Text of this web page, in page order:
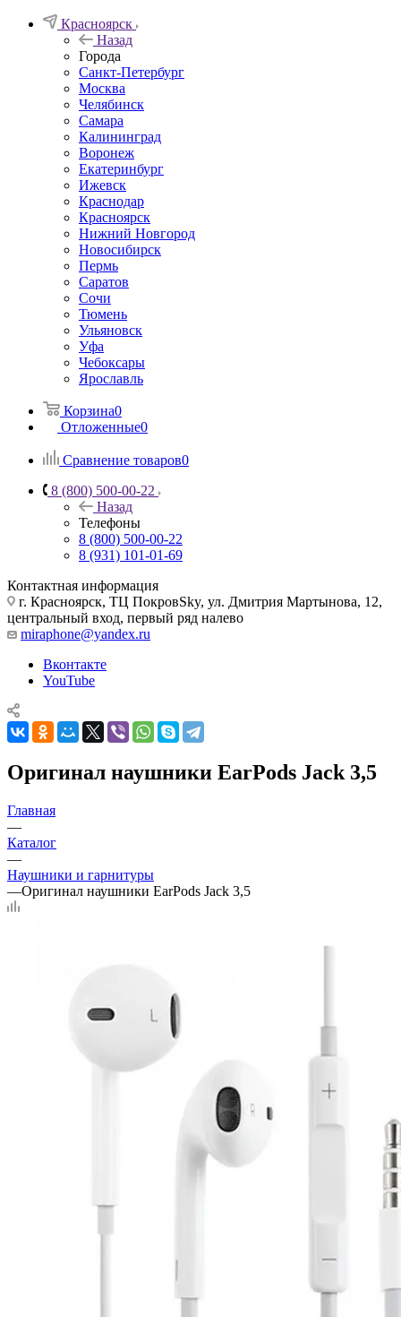
Красноярск
Назад
Города
Санкт-Петербург
Москва
Челябинск
Самара
Калининград
Воронеж
Екатеринбург
Ижевск
Краснодар
Красноярск
Нижний Новгород
Новосибирск
Пермь
Саратов
Сочи
Тюмень
Ульяновск
Уфа
Чебоксары
Ярославль
Корзина0
Отложенные0
Сравнение товаров0
8 (800) 500-00-22
Назад
Телефоны
8 (800) 500-00-22
8 (931) 101-01-69
Контактная информация
г. Красноярск, ТЦ ПокровSky, ул. Дмитрия Мартынова, 12,
центральный вход, первый ряд налево
miraphone@yandex.ru
Вконтакте
YouTube
Оригинал наушники EarPods Jack 3,5
Главная
—
Каталог
—
Наушники и гарнитуры
—Оригинал наушники EarPods Jack 3,5